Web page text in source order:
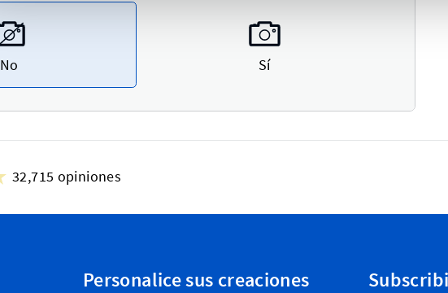
No Sí
32,715 opiniones
Personalice sus creaciones